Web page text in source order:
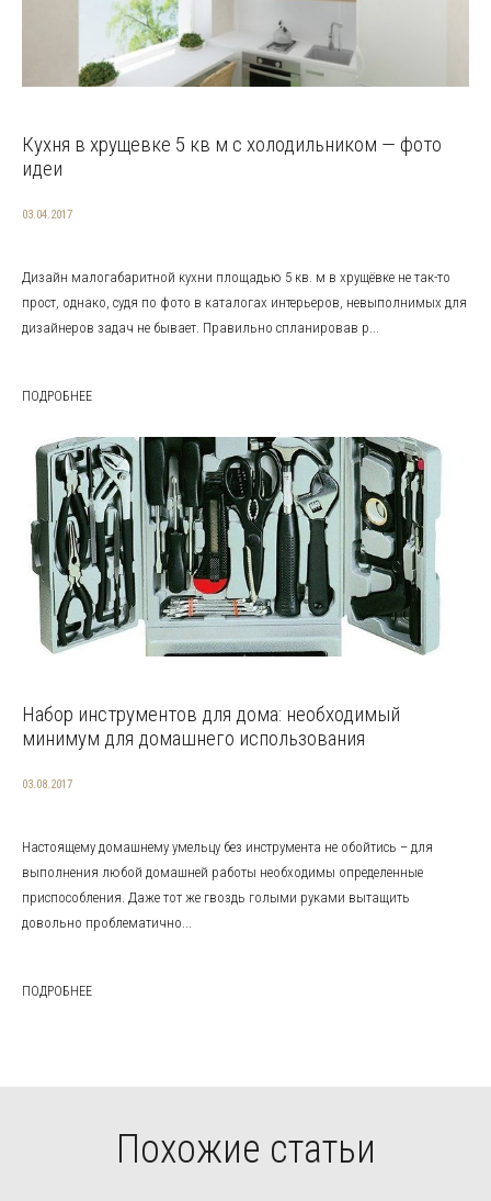
Кухня в хрущевке 5 кв м с холодильником — фото
идеи
03.04.2017
Дизайн малогабаритной кухни площадью 5 кв. м в хрущёвке не так-то
прост, однако, судя по фото в каталогах интерьеров, невыполнимых для
дизайнеров задач не бывает. Правильно спланировав р...
ПОДРОБНЕЕ
Набор инструментов для дома: необходимый
минимум для домашнего использования
03.08.2017
Настоящему домашнему умельцу без инструмента не обойтись – для
выполнения любой домашней работы необходимы определенные
приспособления. Даже тот же гвоздь голыми руками вытащить
довольно проблематично...
ПОДРОБНЕЕ
Похожие статьи